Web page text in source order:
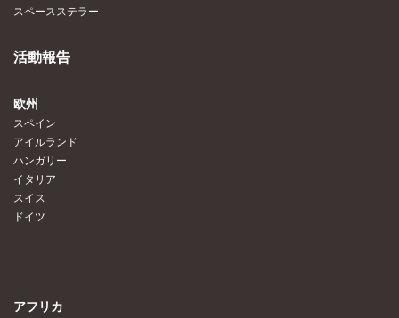
スペースステラー
活動報告
欧州
スペイン
アイルランド
ハンガリー
イタリア
スイス
ドイツ
アフリカ